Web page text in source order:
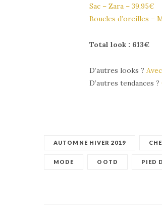
Sac – Zara – 39,95€
Boucles d’oreilles –
Total look : 613€
D’autres looks ?
D’autres tendances ?
AUTOMNE HIVER 2019
MODE OOTD PIED